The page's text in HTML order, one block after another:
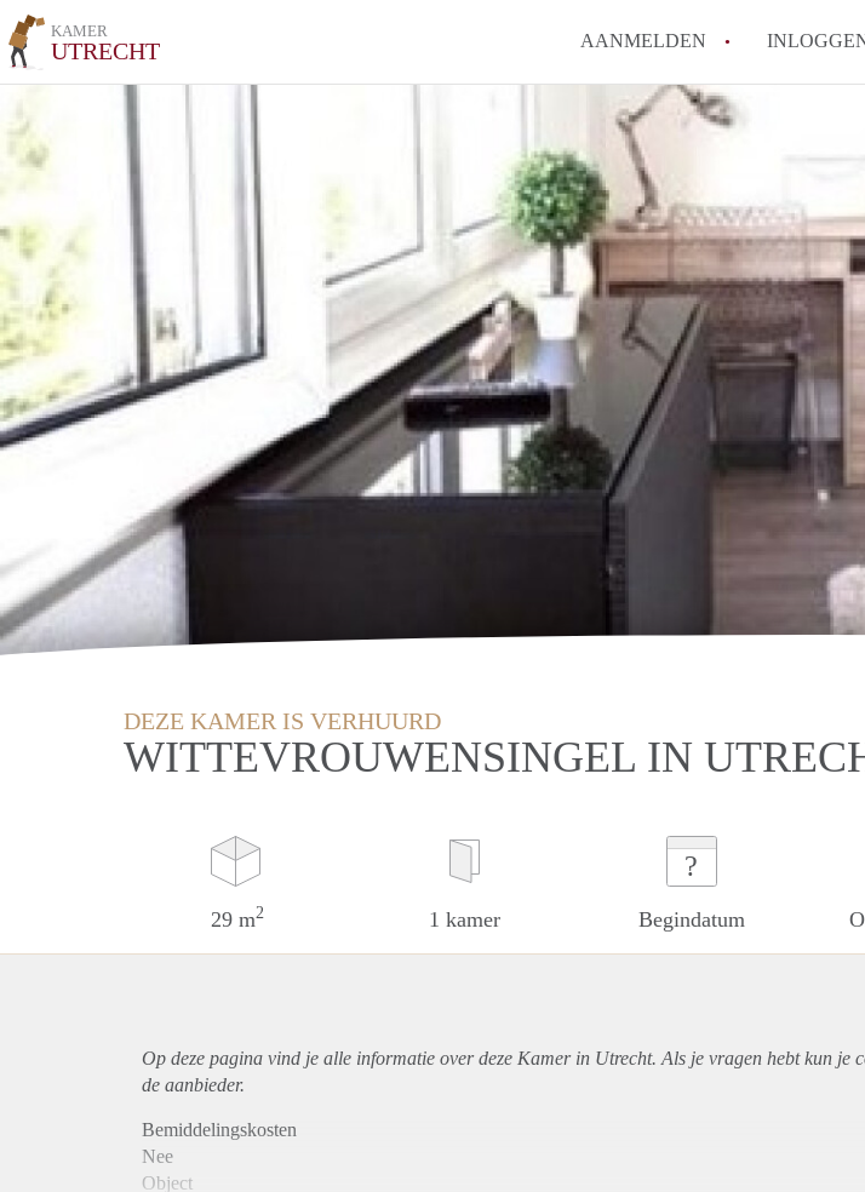
KAMER
UTRECHT AANMELDEN
DEZE KAMER IS VERHUURD
WITTEVROUWENSINGEL IN
29 m2 1 kamer
?
Begindatum
Op deze pagina vind je alle informatie over deze Kamer in Utrecht. Als je vragen hebt kun je
de aanbieder.
Bemiddelingskosten
Nee
Object